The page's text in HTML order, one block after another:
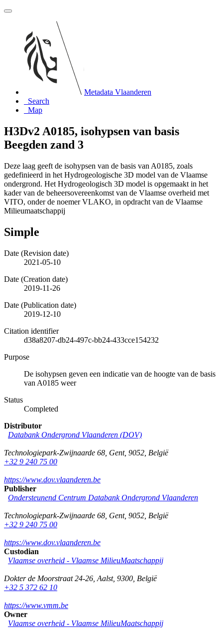
Metadata Vlaanderen
Search
Map
H3Dv2 A0185, isohypsen van basis
Beegden zand 3
Deze laag geeft de isohypsen van de basis van A0185, zoals
gedefinieerd in het Hydrogeologische 3D model van de Vlaamse
ondergrond. Het Hydrogeologisch 3D model is opgemaakt in het
kader van de beheersovereenkomst van de Vlaamse overheid met
VITO, onder de noemer VLAKO, in opdracht van de Vlaamse
Milieumaatschappij
Simple
Date (Revision date)
2021-05-10
Date (Creation date)
2019-11-26
Date (Publication date)
2019-12-10
Citation identifier
d38a8207-db24-497c-bb24-433cce154232
Purpose
De isohypsen geven een indicatie van de hoogte van de basis
van A0185 weer
Status
Completed
Distributor
Databank Ondergrond Vlaanderen (DOV)
Technologiepark-Zwijnaarde 68 Gent, 9052 België
+32 9 240 75 00
https://www.dov.vlaanderen.be
Publisher
Ondersteunend Centrum Databank Ondergrond Vlaanderen
Technologiepark-Zwijnaarde 68 Gent, 9052 België
+32 9 240 75 00
https://www.dov.vlaanderen.be
Custodian
Vlaamse overheid - Vlaamse MilieuMaatschappij
Dokter de Moorstraat 24-26 Aalst, 9300 België
+32 5 372 62 10
https://www.vmm.be
Owner
Vlaamse overheid - Vlaamse MilieuMaatschappij